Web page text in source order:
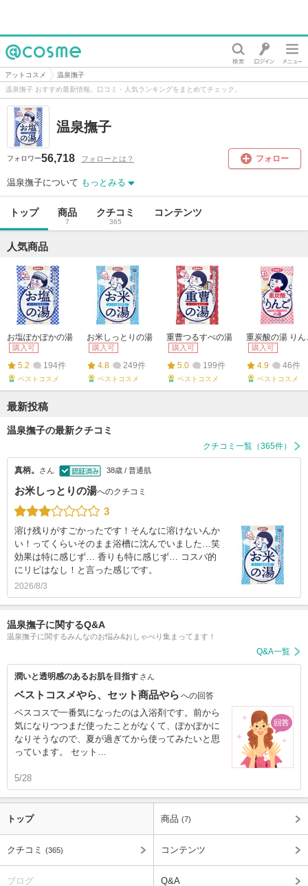
@cosme
アットコスメ
温泉撫子
温泉撫子 おすすめ最新情報。口コミ・人気ランキングをまとめてチェック。
温泉撫子
フォロワー56,718 フォローとは？ フォロー
温泉撫子について もっとみる
トップ 商品
7
クチコミ
365
コンテンツ
人気商品
お塩ぽかぽかの湯
購入可
5.2 194件
ベストコスメ
お米しっとりの湯
購入可
4.8 249件
ベストコスメ
重曹つるすべの湯
購入可
5.0 199件
ベストコスメ
重炭酸の湯 りん
購入可
4.9 46件
ベストコスメ
最新投稿
温泉撫子の最新クチコミ
クチコミ一覧（365件）
真柄。 さん 38歳 / 普通肌
お米しっとりの湯へのクチコミ
3
溶け残りがすごかったです！そんなに溶けないんか
い！ってくらいそのまま浴槽に沈んでいました…笑
効果は特に感じず… 香りも特に感じず… コスパ的
にリピはなし！と言った感じです。
2026/8/3
温泉撫子に関するQ&A
温泉撫子に関するみんなのお悩み&おしゃべり集まってます！
Q&A一覧
潤いと透明感のあるお肌を目指す さん
ベストコスメやら、セット商品やら への回答
ベスコスで一番気になったのは入浴剤です。前から
気になりつつまだ使ったことがなくて、ぽかぽかに
なりそうなので、夏が過ぎてから使ってみたいと思
っています。 セット…
5/28
トップ 商品 (7)
クチコミ (365) コンテンツ
ブログ Q&A